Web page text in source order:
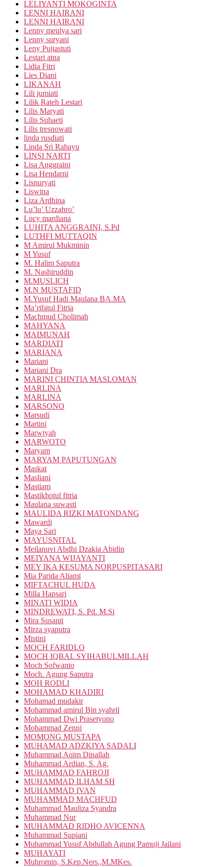
LELIYANTI MOKOGINTA
LENNI HAIRANI
LENNI HAIRANI
Lenny meulya sari
Lenny suryani
Leny Pujiastuti
Lestari atna
Lidia Fitri
Lies Diani
LIKANAH
Lili jumiati
Lilik Rateh Lestari
Lilis Maryati
Lilis Suhaeti
Lilis tresnowati
linda rusdiati
Linda Sri Rahayu
LINSI NARTI
Lisa Anggraini
Lisa Hendarni
Lisnuryati
Liswina
Liza Ardhina
Lu’lu’ Uzzahro’
Lucy mardiana
LUHITA ANGGRAINI, S.Pd
LUTHFI MUTTAQIN
M Amirul Mukminin
M Yusuf
M. Halim Saputra
M. Nashiruddin
M.MUSLICH
M.N MUSTAFID
M.Yusuf Hadi Maulana BA.MA
Ma’rifatul Fitria
Machmud Cholimah
MAHYANA
MAIMUNAH
MARDIATI
MARIANA
Mariani
Mariani Dra
MARINI CHINTIA MASLOMAN
MARLINA
MARLINA
MARSONO
Marsudi
Martini
Marwiyah
MARWOTO
Maryam
MARYAM PAPUTUNGAN
Maskat
Masliani
Mastiam
Mastikhotul fitria
Maulana suwasti
MAULIDA RIZKI MATONDANG
Mawardi
Maya Sari
MAYUSNITAL
Meilanuvi Abdhi Dzakia Abidin
MEIYANA WIJAYANTI
MEY IKA KESUMA NORPUSPITASARI
Mia Parida Aliami
MIFTACHUL HUDA
Milla Hapsari
MINATI WIDIA
MINDREWATI, S. Pd. M.Si
Mira Susanti
Mirza syaputra
Mistini
MOCH FARIDLO
MOCH IQBAL SYIHABULMILLAH
Moch Sofwanto
Moch. Agung Saputra
MOH RODLI
MOHAMAD KHADIRI
Mohamad mudakir
Mohammad amirul Bin syahril
Mohammad Dwi Prasetyono
Mohammad Zenni
MOMONG MUSTAPA
MUHAMAD ADZKIYA SADALI
Muhammad Aqim Dinallah
Muhammad Ardian, S. Ag.
MUHAMMAD FAHROJI
MUHAMMAD ILHAM SH
MUHAMMAD IVAN
MUHAMMAD MACHFUD
Muhammad Mauliza Syandra
Muhammad Nur
MUHAMMAD RIDHO AVICENNA
Muhammad Supiani
Muhammad Yusuf Abdullah Agung Pamuji Jailani
MUHAYATI
Muhromin, S.Kep.Ners.,M.MKes.